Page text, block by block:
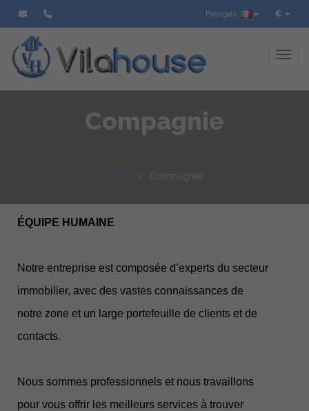
€
Français
Compagnie
Home Compagnie
ÉQUIPE HUMAINE
Notre entreprise est composée d’experts du secteur
immobilier, avec des vastes connaissances de
notre zone et un large portefeuille de clients et de
contacts.
Nous sommes professionnels et nous travaillons
pour vous offrir les meilleurs services à trouver